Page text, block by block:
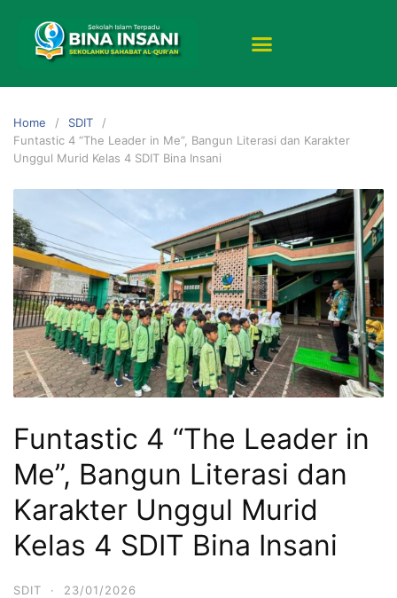
Home
SDIT
Funtastic 4 “The Leader in Me”, Bangun Literasi dan Karakter
Unggul Murid Kelas 4 SDIT Bina Insani
Funtastic 4 “The Leader in
Me”, Bangun Literasi dan
Karakter Unggul Murid
Kelas 4 SDIT Bina Insani
SDIT · 23/01/2026